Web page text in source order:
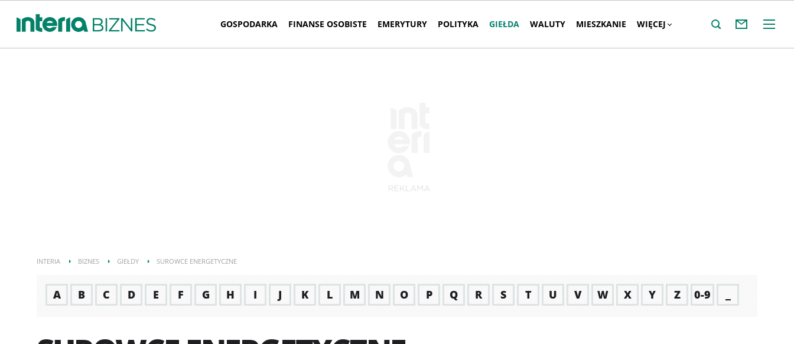
GOSPODARKA FINANSE OSOBISTE EMERYTURY POLITYKA GIEŁDA WALUTY MIESZKANIE WIĘCEJ
INTERIA BIZNES GIEŁDY SUROWCE ENERGETYCZNE
A B C D E F G H I J K L M N O P Q R S T U V W X Y Z 0-9